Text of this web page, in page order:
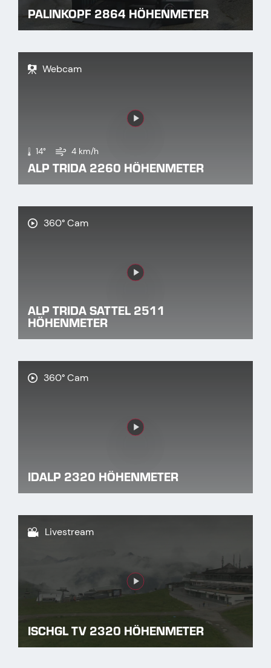
PALINKOPF 2864 HÖHENMETER
Link
Webcam
14° 4 km/h
ALP TRIDA 2260 HÖHENMETER
Link
360° Cam
ALP TRIDA SATTEL 2511
HÖHENMETER
Link
360° Cam
IDALP 2320 HÖHENMETER
Link
Livestream
ISCHGL TV 2320 HÖHENMETER